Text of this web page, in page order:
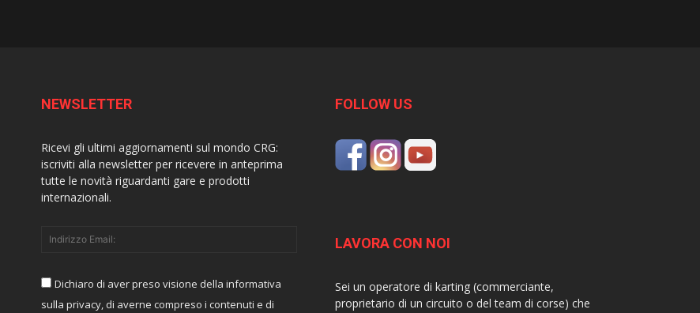
NEWSLETTER
Ricevi gli ultimi aggiornamenti sul mondo CRG:
iscriviti alla newsletter per ricevere in anteprima
tutte le novità riguardanti gare e prodotti
internazionali.
Dichiaro di aver preso visione della informativa
sulla privacy, di averne compreso i contenuti e di
FOLLOW US
LAVORA CON NOI
Sei un operatore di karting (commerciante,
proprietario di un circuito o del team di corse) che